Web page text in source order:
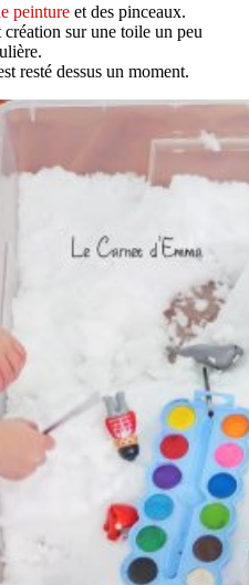
peintureet des pinceaux.
sur une toile un peu
resté dessus un moment.